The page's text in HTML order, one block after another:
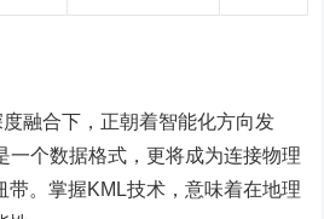
融合下，正朝着智能化方向发
一个数据格式，更将成为连接物理
带。掌握KML技术，意味着在地理